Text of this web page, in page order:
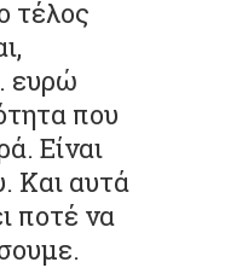
τέλος
ευρώ
που
Είναι
Και αυτά
ποτέ να